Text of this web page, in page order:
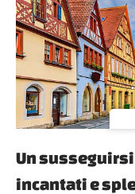
Un
incantati e